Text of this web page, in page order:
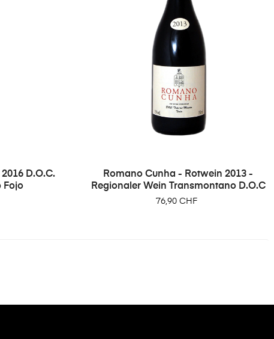
D.O.C.
Fojo
Romano Cunha - Rotwein 2013 -
Regionaler Wein Transmontano D.O.C
Preis
76,90 CHF